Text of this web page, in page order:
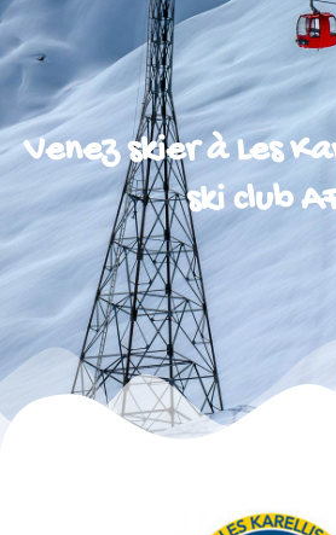
Venez skier à Les
ski club